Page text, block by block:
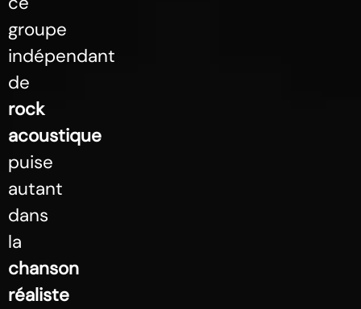
groupe
indépendant
de
rock
acoustique
puise
autant
dans
la
chanson
réaliste